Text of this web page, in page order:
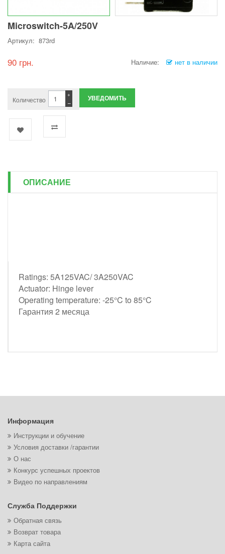
Microswitch-5A/250V
Артикул: 873rd
90 грн. Наличие: нет в наличии
Количество −
+ УВЕДОМИТЬ
ОПИСАНИЕ
Ratings: 5A125VAC/ 3A250VAC
Actuator: Hinge lever
Operating temperature: -25°C to 85°C
Гарантия 2 месяца
Информация
Инструкции и обучение
Условия доставки /гарантии
О нас
Конкурс успешных проектов
Видео по направлениям
Служба Поддержки
Обратная связь
Возврат товара
Карта сайта